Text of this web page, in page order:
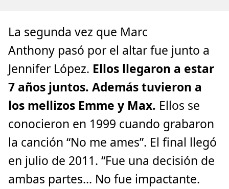
La segunda vez que Marc
Anthony pasó por el altar fue junto a
Jennifer López. Ellos llegaron a estar
7 años juntos. Además tuvieron a
los mellizos Emme y Max. Ellos se
conocieron en 1999 cuando grabaron
la canción “No me ames”. El final llegó
en julio de 2011. “Fue una decisión de
ambas partes... No fue impactante.